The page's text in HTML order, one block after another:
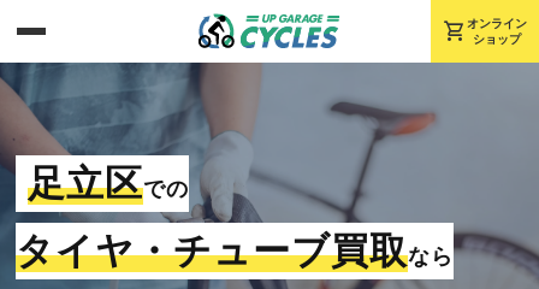
shopping_cart オンライン
ショップ
足立区での
タイヤ・チューブ買取なら